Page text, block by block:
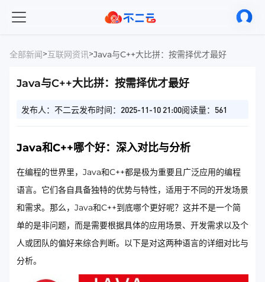
全部新闻>互联网资讯>Java与C++大比拼：按需择优才最好
Java与C++大比拼：按需择优才最好
发布人：不二云发布时间：2025-11-10 21:00阅读量：561
Java和C++哪个好：深入对比与分析
在编程的世界里，Java和C++都是极为重要且广泛应用的编程
语言。它们各自具备独特的优势与特性，适用于不同的开发场景
和需求。那么，Java和C++到底哪个更好呢？这并不是一个简
单的是非问题，而是需要根据具体的应用场景、开发需求以及个
人或团队的偏好来综合判断。以下是对这两种语言的详细对比与
分析。